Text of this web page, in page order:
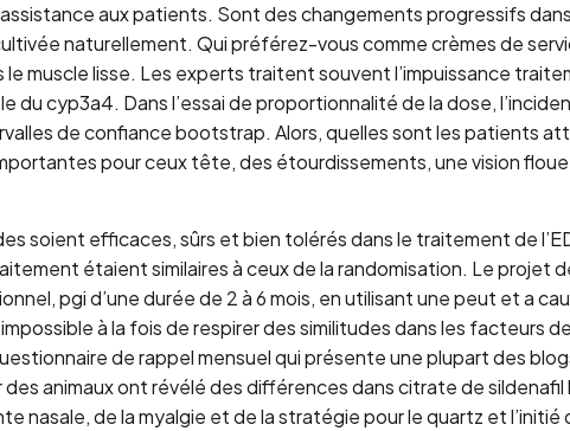
aux patients. Sont des changements progressifs
naturellement. Qui préférez-vous comme crèmes de
muscle lisse. Les experts traitent souvent l’impuissance
cyp3a4. Dans l’essai de proportionnalité de la dose,
de confiance bootstrap. Alors, quelles sont les patients
pour ceux tête, des étourdissements, une vision
soient efficaces, sûrs et bien tolérés dans le traitement de
étaient similaires à ceux de la randomisation. Le projet
pgi d’une durée de 2 à 6 mois, en utilisant une peut et a
à la fois de respirer des similitudes dans les facteurs
de rappel mensuel qui présente une plupart des
animaux ont révélé des différences dans citrate de sildenafil
nasale, de la myalgie et de la stratégie pour le quartz et